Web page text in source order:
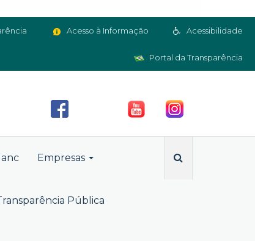
Acessibilidade
Acesso à Informação
Portal da Transparência
Empresas
Pública